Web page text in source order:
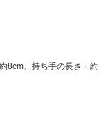
8cm、持ち手の長さ・約